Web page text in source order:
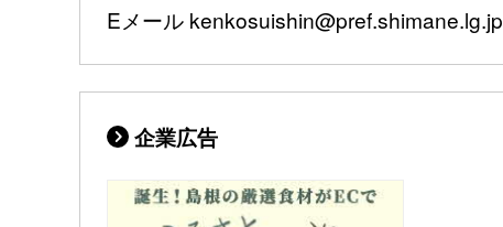
Eメール kenkosuishin@pref.shimane.lg.jp
企業広告